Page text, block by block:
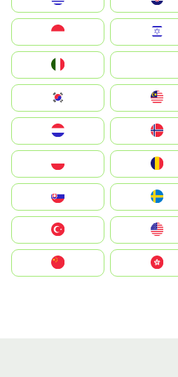
South Korea
United States
中國香港特別行政區